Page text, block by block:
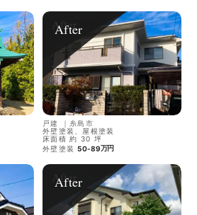
After
戸建 ｜ 糸島市
外壁塗装、屋根塗装
床面積 約 30 坪
外壁塗装 50-89万円
After